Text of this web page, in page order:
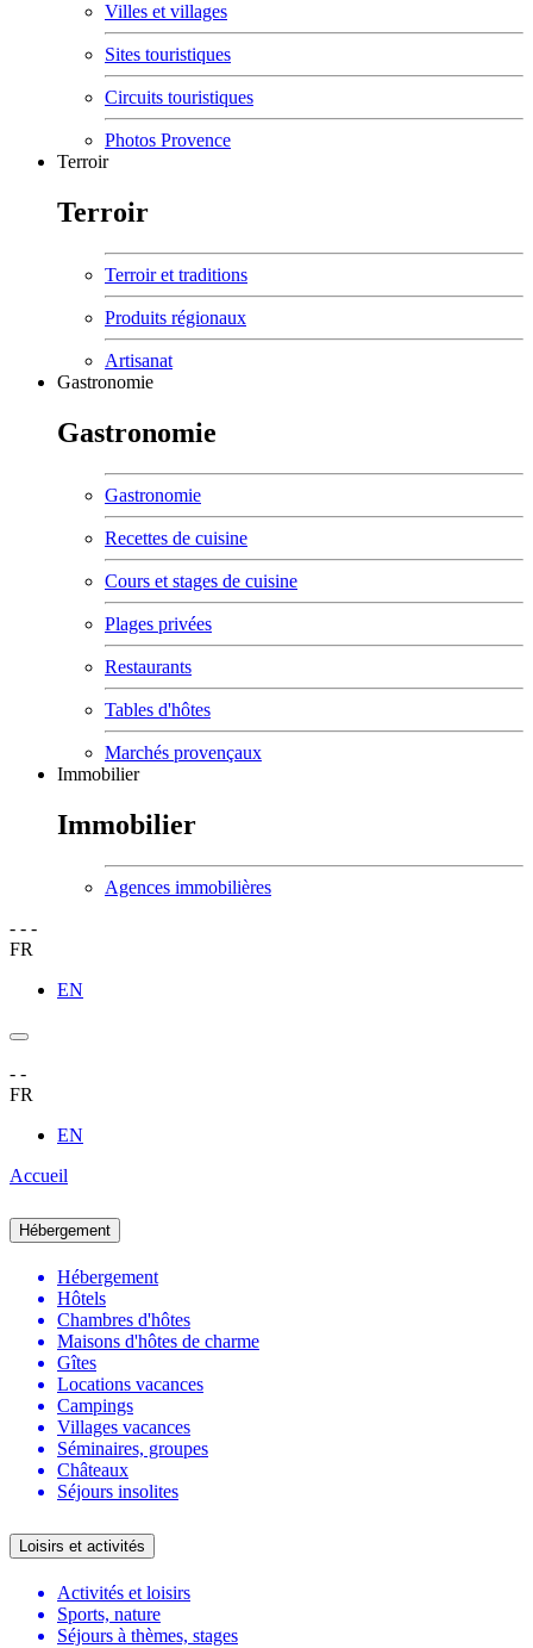
Villes et villages
Sites touristiques
Circuits touristiques
Photos Provence
Terroir
Terroir
Terroir et traditions
Produits régionaux
Artisanat
Gastronomie
Gastronomie
Gastronomie
Recettes de cuisine
Cours et stages de cuisine
Plages privées
Restaurants
Tables d'hôtes
Marchés provençaux
Immobilier
Immobilier
Agences immobilières
- - -
FR
EN
- -
FR
EN
Accueil
Hébergement
Hébergement
Hôtels
Chambres d'hôtes
Maisons d'hôtes de charme
Gîtes
Locations vacances
Campings
Villages vacances
Séminaires, groupes
Châteaux
Séjours insolites
Loisirs et activités
Activités et loisirs
Sports, nature
Séjours à thèmes, stages